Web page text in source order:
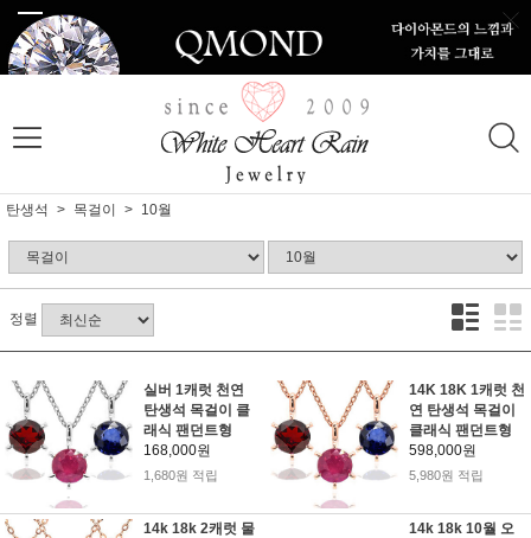
탄생석 목걸이 10월
정렬
실버 1캐럿 천연
탄생석 목걸이 클
래식 팬던트형
168,000원
1,680원 적립
14K 18K 1캐럿 천
연 탄생석 목걸이
클래식 팬던트형
598,000원
5,980원 적립
14k 18k 2캐럿 물
14k 18k 10월 오